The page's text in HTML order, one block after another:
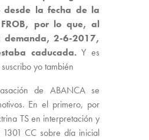
desde la fecha de la
por lo que, al
demanda, 2-6-2017,
caducada.Y es
yo también
de ABANCA se
En el primero, por
TS en interpretación y
CC sobre día inicial